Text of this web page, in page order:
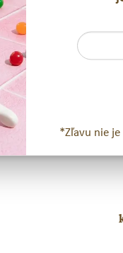
*Zľavu nie